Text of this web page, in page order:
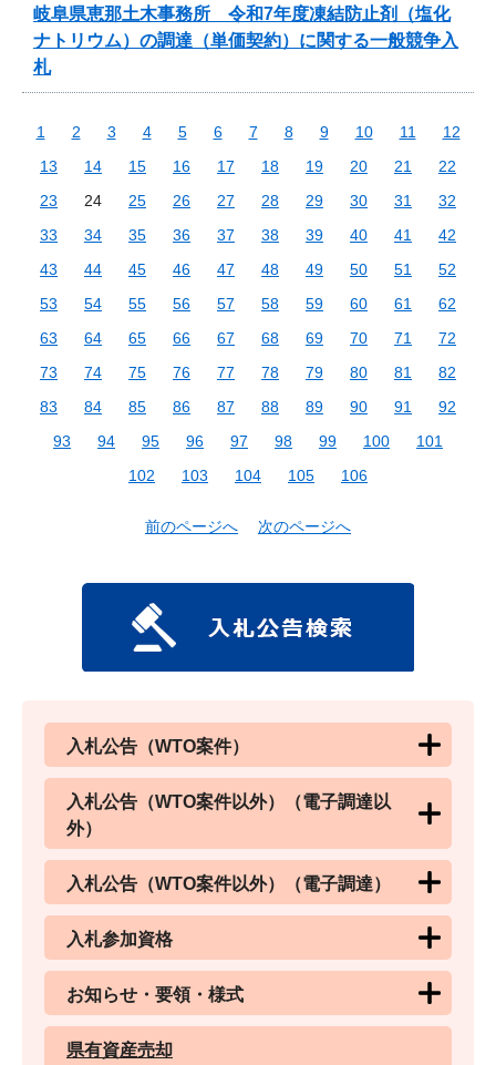
岐阜県恵那土木事務所 令和7年度凍結防止剤（塩化
ナトリウム）の調達（単価契約）に関する一般競争入
札
1 2 3 4 5 6 7 8 9 10 11
12
13
14 15 16 17 18 19 20 21
22
23
24 25 26 27 28 29 30 31
32
33
34 35 36 37 38 39 40 41
42
43
44 45 46 47 48 49 50 51
52
53
54 55 56 57 58 59 60 61
62
63
64 65 66 67 68 69 70 71
72
73
74 75 76 77 78 79 80 81
82
83
84 85 86 87 88 89 90 91
92
93
94 95 96 97 98 99 100
101
102
103 104 105 106
前のページへ 次のページへ
入札公告（WTO案件）
入札公告（WTO案件以外）（電子調達以
外）
入札公告（WTO案件以外）（電子調達）
入札参加資格
お知らせ・要領・様式
県有資産売却